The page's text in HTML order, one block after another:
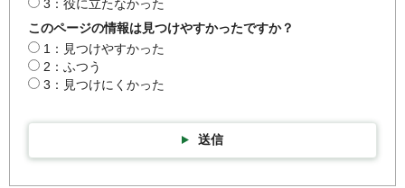
3：役に立たなかった
このページの情報は見つけやすかったですか？
1：見つけやすかった
2：ふつう
3：見つけにくかった
送信